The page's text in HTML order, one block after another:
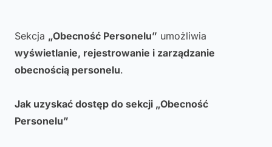
Sekcja „Obecność Personelu” umożliwia
wyświetlanie, rejestrowanie i zarządzanie
obecnością personelu.
Jak uzyskać dostęp do sekcji „Obecność
Personelu”